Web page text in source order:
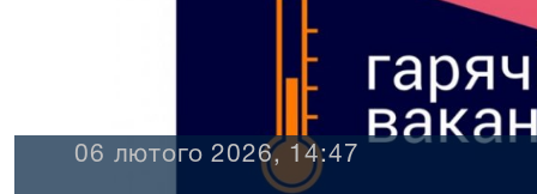
06 лютого 2026, 14:47